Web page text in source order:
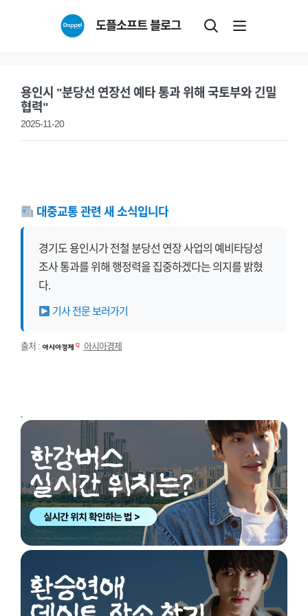
도플소프트 블로그
용인시 "분당선 연장선 예타 통과 위해 국토부와 긴밀
협력"
2025-11-20
대중교통 관련 새 소식입니다
경기도 용인시가 전철 분당선 연장 사업의 예비타당성
조사 통과를 위해 행정력을 집중하겠다는 의지를 밝혔
다.
기사 전문 보러가기
출처 : 아시아경제